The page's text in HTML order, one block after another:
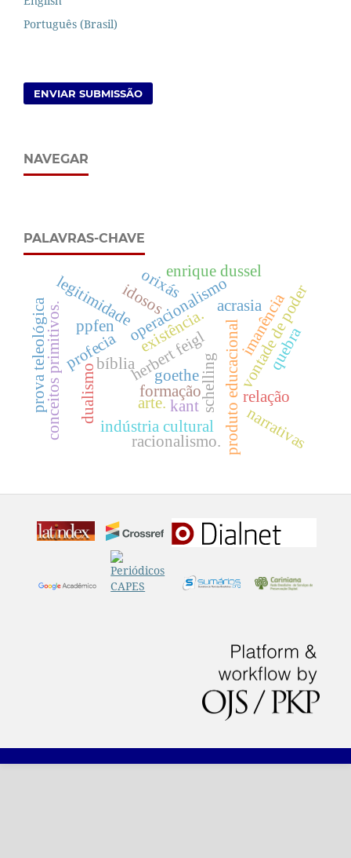
Português (Brasil)
ENVIAR SUBMISSÃO
NAVEGAR
PALAVRAS-CHAVE
kant
herbert feigl
bíblia
profecia produto educacional relação
vontade de poder
acrasia
formação
indústria cultural
conceitos primitivos. operacionalismo
idosos
enrique dussel
arte. schelling
racionalismo.
prova teleológica existência.
legitimidade
goethe
dualismo
imanência
quebra
ppfen
orixás
narrativas